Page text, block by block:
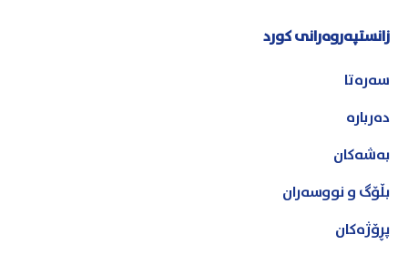
زانستپەروەرانی کورد
سەرەتا
دەربارە
بەشەکان
بڵۆگ و نووسەران
پڕۆژەکان